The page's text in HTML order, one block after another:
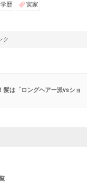
学歴 実家
ク
髪は「ロングヘアー派vsショ